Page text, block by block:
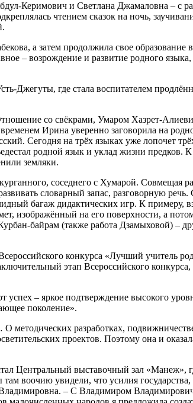
Керимович и Светлана Джамаловна – с
чтением сказок на ночь,
а затем продолжила свое образование
– возрождение и развитие родного
где стала воспитателем
со свёкрами, Умаром Хазрет-
Ирина уверенно заговорила на
Сегодня на трёх языках уже лопочет
родной язык и уклад жизни
земляки.
соседнего с Хумарой. Совмещая
словарный запас, разговорную
багаж дидактических игр. К примеру,
изображённый на его поверхности, а
байрам (также работа Дзамыховой) –
конкурса «Лучший учитель
этап Всероссийского
– яркое подтверждение высокого
поколение».
методических разработках,
проектов. Поэтому она и
Центральный выставочный зал «Манеж»,
воочию увидели, что усилия
– С Владимиром